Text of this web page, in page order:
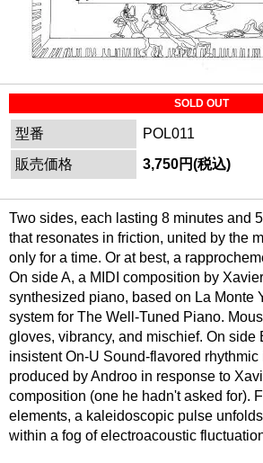
SOLD OUT
型番
POL011
販売価格
3,750円(税込)
Two sides, each lasting 8 minutes and
that resonates in friction, united by the
only for a time. Or at best, a
On side A, a MIDI composition by
synthesized piano, based on La Monte
system for The Well-Tuned Piano.
gloves, vibrancy, and mischief. On side
insistent On-U Sound-flavored rhythmic
produced by Androo in response to
composition (one he hadn't asked for).
elements, a kaleidoscopic pulse
within a fog of electroacoustic